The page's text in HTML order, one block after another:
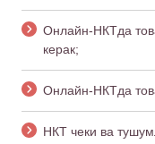
Онлайн-НКТда
керак;
Онлайн-НКТда
НКТ чеки ва